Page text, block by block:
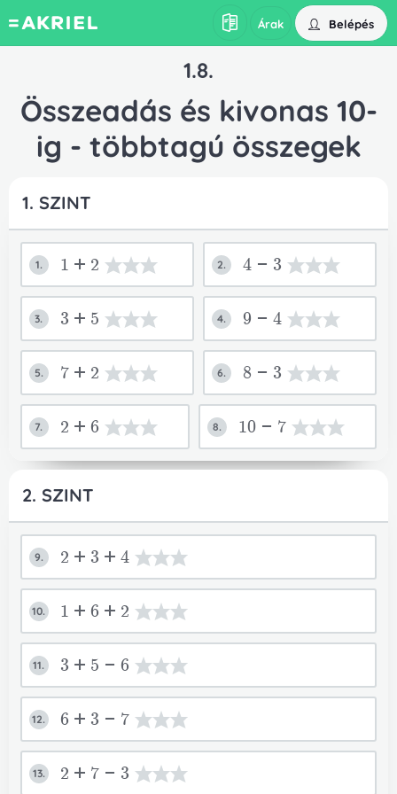
Árak Belépés
1.8.
Összeadás és kivonas 10-
ig - többtagú összegek
1. SZINT
1. 1+2 2. 4-3
3. 3+5 4. 9-4
5. 7+2 6. 8-3
7. 2+6 8. 10-7
2. SZINT
9. 2+3+4
10. 1+6+2
11. 3+5-6
12. 6+3-7
13. 2+7-3